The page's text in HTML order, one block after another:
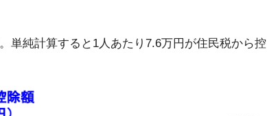
。単純計算すると1人あたり7.6万円が住民税から控